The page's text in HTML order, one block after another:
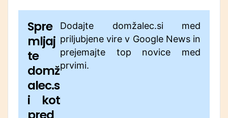
Spre
mljaj
te
domž
alec.s
i kot
Dodajte domžalec.si med
priljubjene vire v Google News in
prejemajte top novice med
prvimi.